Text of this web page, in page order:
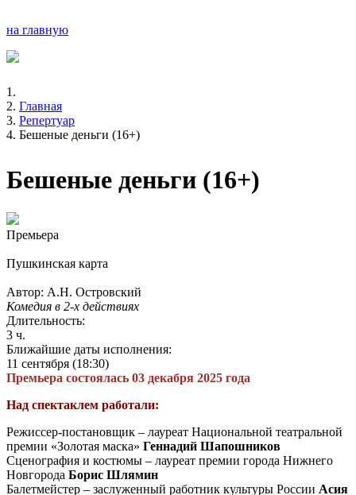
на главную
Главная
Репертуар
Бешеные деньги (16+)
Бешеные деньги (16+)
Премьера
Пушкинская карта
Автор: А.Н. Островский
Комедия в 2-х действиях
Длительность:
3 ч.
Ближайшие даты исполнения:
11 сентября (18:30)
Премьера состоялась 03 декабря 2025 года
Над спектаклем работали:
Режиссер-постановщик – лауреат Национальной театральной
премии «Золотая маска» Геннадий Шапошников
Сценография и костюмы – лауреат премии города Нижнего
Новгорода Борис Шлямин
Балетмейстер – заслуженный работник культуры России Асия